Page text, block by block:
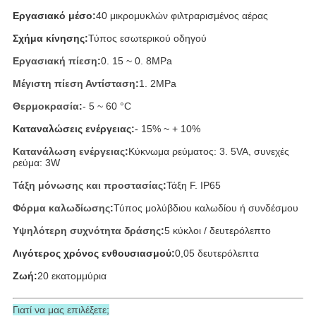
Εργασιακό μέσο:40 μικρομυκλών φιλτραρισμένος αέρας
Σχήμα κίνησης:Τύπος εσωτερικού οδηγού
Εργασιακή πίεση:0. 15 ~ 0. 8MPa
Μέγιστη πίεση Αντίσταση:1. 2MPa
Θερμοκρασία:- 5 ~ 60 °C
Καταναλώσεις ενέργειας:- 15% ~ + 10%
Κατανάλωση ενέργειας:Κύκνωμα ρεύματος: 3. 5VA, συνεχές
ρεύμα: 3W
Τάξη μόνωσης και προστασίας:Τάξη F. IP65
Φόρμα καλωδίωσης:Τύπος μολύβδιου καλωδίου ή συνδέσμου
Υψηλότερη συχνότητα δράσης:5 κύκλοι / δευτερόλεπτο
Λιγότερος χρόνος ενθουσιασμού:0,05 δευτερόλεπτα
Ζωή:20 εκατομμύρια
Γιατί να μας επιλέξετε;